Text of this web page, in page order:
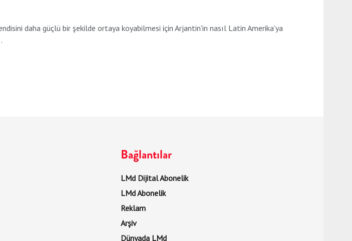
daha güçlü bir şekilde ortaya koyabilmesi için Arjantin'in nasıl Latin Amerika'ya
Bağlantılar
LMd Dijital Abonelik
LMd Abonelik
Reklam
Arşiv
Dünyada LMd